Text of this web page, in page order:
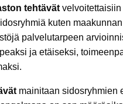
tehtävät
kuten
palvelutarpeen
ja etäiseksi,
mainitaan sidosryhmien